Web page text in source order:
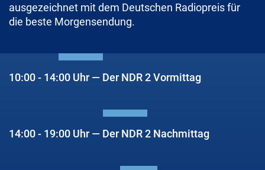
ausgezeichnet mit dem Deutschen Radiopreis für
die beste Morgensendung.
10:00 - 14:00 Uhr — Der NDR 2 Vormittag
14:00 - 19:00 Uhr — Der NDR 2 Nachmittag